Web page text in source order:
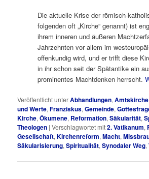
Die aktuelle Krise der römisch-
folgenden oft „Kirche“ genannt) ist
ihrem inneren und äußeren
Jahrzehnten vor allem im
offenkundig wird, und er trifft diese
in ihr schon seit der Spätantike ein
prominentes Machtdenken herrscht.
Veröffentlicht unterAbhandlungen,Amtskirche
und Werte,Franziskus,Gemeinde,
Kirche,Ökumene, Reformation,Säkularität,
Theologen |Verschlagwortet mit2. Vatikanum,
Gesellschaft,Kirchenreform,Macht,
Säkularisierung,Spiritualität,Synodaler Weg,